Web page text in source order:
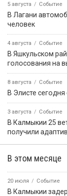
5 августа Событие
В Лагани
человек
4 августа Событие
В Яшкульском
голосования на
8 августа Событие
В Элисте
3 августа Событие
В Калмыкии 25
получили
В этом месяце
20 июля Событие
В Калмыкии